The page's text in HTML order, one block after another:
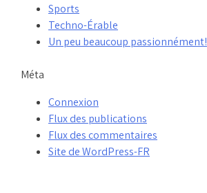
Sports
Techno-Érable
Un peu beaucoup passionnément!
Méta
Connexion
Flux des publications
Flux des commentaires
Site de WordPress-FR